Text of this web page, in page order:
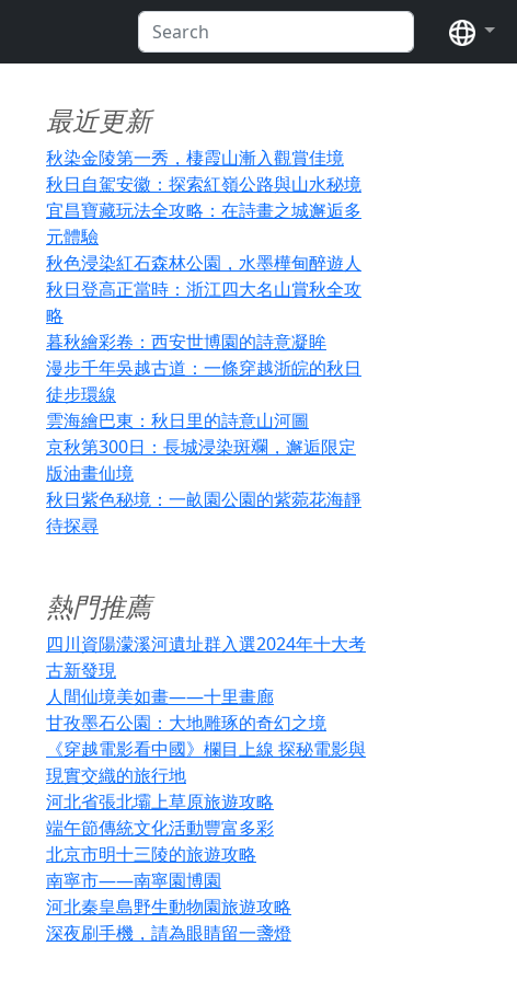
语
最近更新
秋染金陵第一秀，棲霞山漸入觀賞佳境
秋日自駕安徽：探索紅嶺公路與山水秘境
宜昌寶藏玩法全攻略：在詩畫之城邂逅多
元體驗
秋色浸染紅石森林公園，水墨樺甸醉遊人
秋日登高正當時：浙江四大名山賞秋全攻
略
暮秋繪彩卷：西安世博園的詩意凝眸
漫步千年吳越古道：一條穿越浙皖的秋日
徒步環線
雲海繪巴東：秋日里的詩意山河圖
京秋第300日：長城浸染斑斕，邂逅限定
版油畫仙境
秋日紫色秘境：一畝園公園的紫菀花海靜
待探尋
熱門推薦
四川資陽濛溪河遺址群入選2024年十大考
古新發現
人間仙境美如畫——十里畫廊
甘孜墨石公園：大地雕琢的奇幻之境
《穿越電影看中國》欄目上線 探秘電影與
現實交織的旅行地
河北省張北壩上草原旅遊攻略
端午節傳統文化活動豐富多彩
北京市明十三陵的旅遊攻略
南寧市——南寧園博園
河北秦皇島野生動物園旅遊攻略
深夜刷手機，請為眼睛留一盞燈